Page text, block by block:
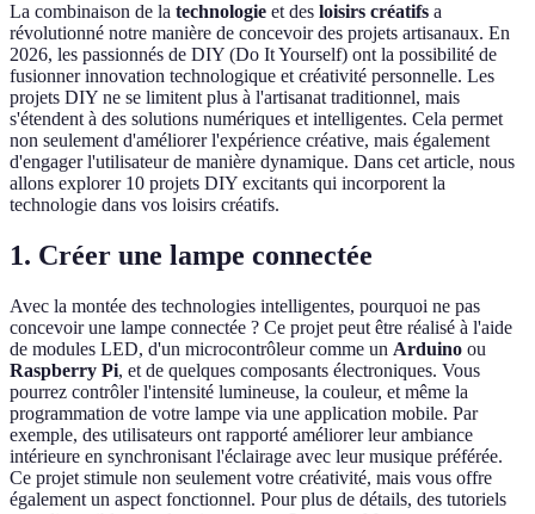
La combinaison de la technologie et des loisirs créatifs a
révolutionné notre manière de concevoir des projets artisanaux. En
2026, les passionnés de DIY (Do It Yourself) ont la possibilité de
fusionner innovation technologique et créativité personnelle. Les
projets DIY ne se limitent plus à l'artisanat traditionnel, mais
s'étendent à des solutions numériques et intelligentes. Cela permet
non seulement d'améliorer l'expérience créative, mais également
d'engager l'utilisateur de manière dynamique. Dans cet article, nous
allons explorer 10 projets DIY excitants qui incorporent la
technologie dans vos loisirs créatifs.
1. Créer une lampe connectée
Avec la montée des technologies intelligentes, pourquoi ne pas
concevoir une lampe connectée ? Ce projet peut être réalisé à l'aide
de modules LED, d'un microcontrôleur comme un Arduino ou
Raspberry Pi, et de quelques composants électroniques. Vous
pourrez contrôler l'intensité lumineuse, la couleur, et même la
programmation de votre lampe via une application mobile. Par
exemple, des utilisateurs ont rapporté améliorer leur ambiance
intérieure en synchronisant l'éclairage avec leur musique préférée.
Ce projet stimule non seulement votre créativité, mais vous offre
également un aspect fonctionnel. Pour plus de détails, des tutoriels